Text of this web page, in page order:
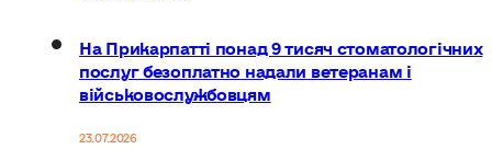
На Прикарпатті понад 9 тисяч стоматологічних
послуг безоплатно надали ветеранам і
військовослужбовцям
23.07.2026